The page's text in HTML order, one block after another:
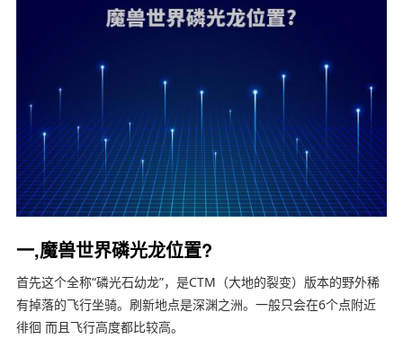
一,魔兽世界磷光龙位置?
首先这个全称“磷光石幼龙”，是CTM（大地的裂变）版本的野外稀
有掉落的飞行坐骑。刷新地点是深渊之洲。一般只会在6个点附近
徘徊 而且飞行高度都比较高。